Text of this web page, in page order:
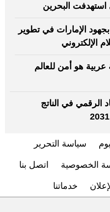
البحرين
الإمارات في تطوير
الإلكتروني
هو أمن للعالم
الرقمي في الناتج
سياسة التحرير
الخصوصية اتصل بنا
خدماتنا